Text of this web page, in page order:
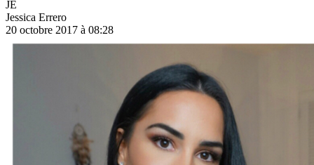
JE
Jessica Errero
20 octobre 2017 à 08:28